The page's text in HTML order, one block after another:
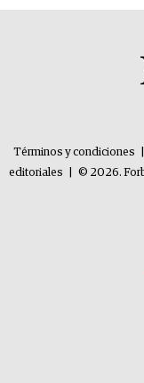
Términos y condiciones
editoriales
© 2026.